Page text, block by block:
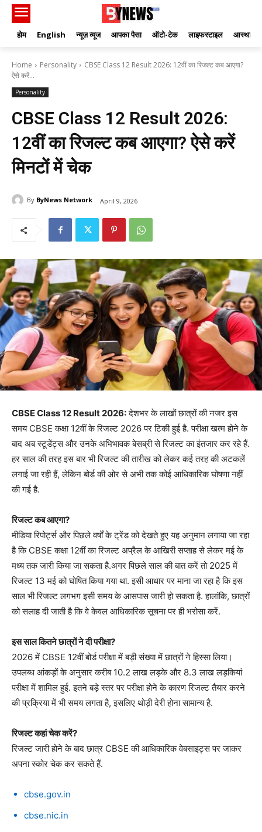
होम English न्यूज़ व्यूज आपका पैसा ऑटो-टेक लाइफस्टाइल आस्था
Home Personality
CBSE Class 12 Result 2026: 12वीं का रिजल्ट कब आएगा?
ऐसे करें...
Personality
CBSE Class 12 Result 2026:
12वीं का रिजल्ट कब आएगा? ऐसे करें
मिनटों में चेक
By ByNews Network April 9, 2026
CBSE Class 12 Result 2026:देशभर के लाखों छात्रों की नजर इस
समय CBSE कक्षा 12वीं के रिजल्ट 2026 पर टिकी हुई है. परीक्षा खत्म होने के
बाद अब स्टूडेंट्स और उनके अभिभावक बेसब्री से रिजल्ट का इंतजार कर रहे हैं.
हर साल की तरह इस बार भी रिजल्ट की तारीख को लेकर कई तरह की अटकलें
लगाई जा रही हैं, लेकिन बोर्ड की ओर से अभी तक कोई आधिकारिक घोषणा नहीं
की गई है.
रिजल्ट कब आएगा?
मीडिया रिपोर्ट्स और पिछले वर्षों के ट्रेंड को देखते हुए यह अनुमान लगाया जा रहा
है कि CBSE कक्षा 12वीं का रिजल्ट अप्रैल के आखिरी सप्ताह से लेकर मई के
मध्य तक जारी किया जा सकता है.अगर पिछले साल की बात करें तो 2025 में
रिजल्ट 13 मई को घोषित किया गया था. इसी आधार पर माना जा रहा है कि इस
साल भी रिजल्ट लगभग इसी समय के आसपास जारी हो सकता है. हालांकि, छात्रों
को सलाह दी जाती है कि वे केवल आधिकारिक सूचना पर ही भरोसा करें.
इस साल कितने छात्रों ने दी परीक्षा?
2026 में CBSE 12वीं बोर्ड परीक्षा में बड़ी संख्या में छात्रों ने हिस्सा लिया।
उपलब्ध आंकड़ों के अनुसार करीब 10.2 लाख लड़के और 8.3 लाख लड़कियां
परीक्षा में शामिल हुई. इतने बड़े स्तर पर परीक्षा होने के कारण रिजल्ट तैयार करने
की प्रक्रिया में भी समय लगता है, इसलिए थोड़ी देरी होना सामान्य है.
रिजल्ट कहां चेक करें?
रिजल्ट जारी होने के बाद छात्र CBSE की आधिकारिक वेबसाइट्स पर जाकर
अपना स्कोर चेक कर सकते हैं.
cbse.gov.in
cbse.nic.in